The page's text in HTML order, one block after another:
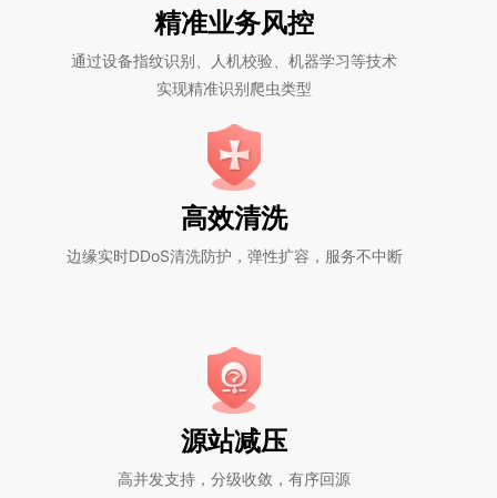
精准业务风控
通过设备指纹识别、人机校验、机器学习等技术
实现精准识别爬虫类型
高效清洗
边缘实时DDoS清洗防护，弹性扩容，服务不中断
源站减压
高并发支持，分级收敛，有序回源